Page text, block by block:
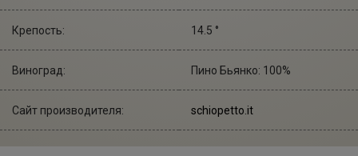
Крепость: 14.5 °
Виноград: Пино Бьянко: 100%
Сайт производителя: schiopetto.it